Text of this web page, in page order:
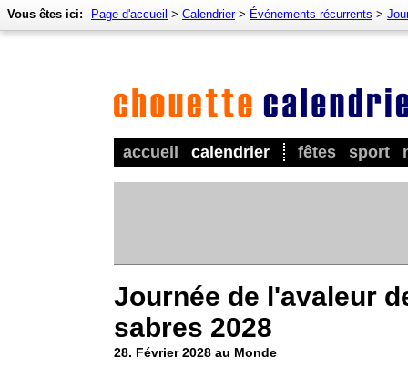
accueil calendrier fêtes sport
Vous êtes ici: Page d'accueil > Calendrier> Événements récurrents >
Journée de l'avaleur
sabres 2028
28. Février 2028 au Monde